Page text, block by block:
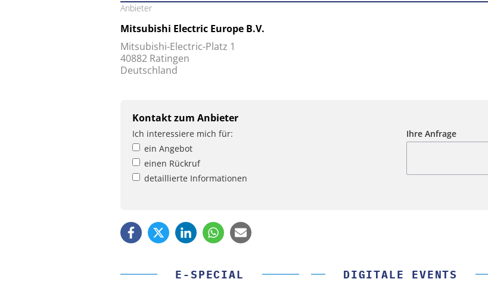
Anbieter
Mitsubishi Electric Europe B.V.
Mitsubishi-Electric-Platz 1
40882 Ratingen
Deutschland
Kontakt zum Anbieter
Ich interessiere mich für:
ein Angebot
einen Rückruf
detaillierte Informationen
Ihre Anfrage
E-SPECIAL DIGITALE EVENTS